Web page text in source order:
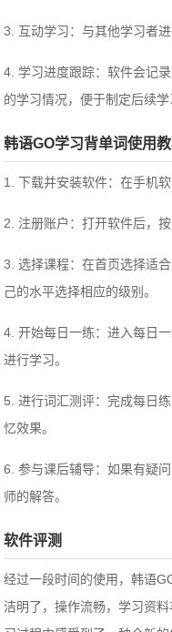
3. 互动学习：与其他学习者
4. 学习进度跟踪：软件会记
的学习情况，便于制定后续学
韩语GO学习背单词使用
1. 下载并安装软件：在手机
2. 注册账户：打开软件后，
3. 选择课程：在首页选择适
己的水平选择相应的级别。
4. 开始每日一练：进入每日
进行学习。
5. 进行词汇测评：完成每日
忆效果。
6. 参与课后辅导：如果有疑
师的解答。
软件评测
经过一段时间的使用，韩语
洁明了，操作流畅，学习资